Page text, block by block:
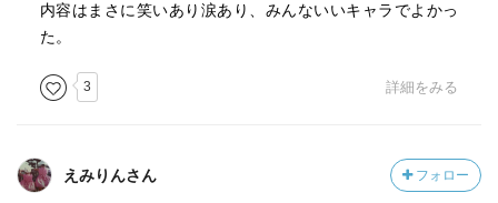
内容はまさに笑いあり涙あり、みんないいキャラでよかっ
た。
3 詳細をみる
えみりんさん フォロー